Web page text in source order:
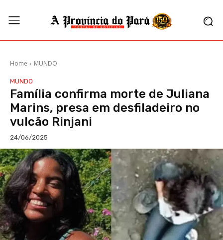
Home MUNDO
MUNDO
Família confirma morte de Juliana
Marins, presa em desfiladeiro no
vulcão Rinjani
24/06/2025